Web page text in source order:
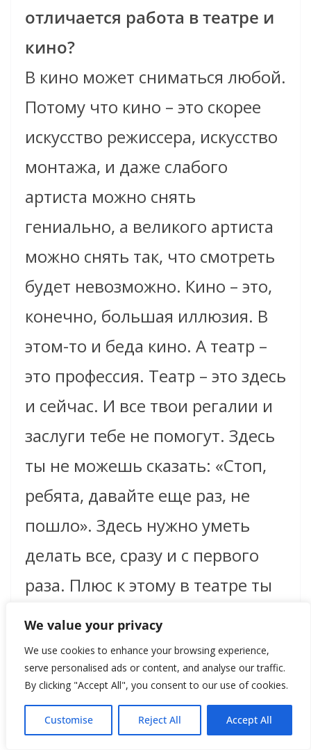
We value your privacy
We use cookies to enhance your browsing experience,
serve personalised ads or content, and analyse our traffic.
By clicking "Accept All", you consent to our use of cookies.
Customise Reject All Accept All
отличается работа в театре и
кино?
В кино может сниматься любой.
Потому что кино – это скорее
искусство режиссера, искусство
монтажа, и даже слабого
артиста можно снять
гениально, а великого артиста
можно снять так, что смотреть
будет невозможно. Кино – это,
конечно, большая иллюзия. В
этом-то и беда кино. А театр –
это профессия. Театр – это здесь
и сейчас. И все твои регалии и
заслуги тебе не помогут. Здесь
ты не можешь сказать: «Стоп,
ребята, давайте еще раз, не
пошло». Здесь нужно уметь
делать все, сразу и с первого
раза. Плюс к этому в театре ты
здесь и сейчас получаешь
результат. Ты можешь быть
весь такой орденоносный-
преорденоносный, но вот
плохо играешь, и зритель